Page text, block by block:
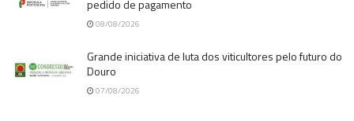
pedido de pagamento
08/08/2026
Grande iniciativa de luta dos viticultores pelo futuro do
Douro
07/08/2026